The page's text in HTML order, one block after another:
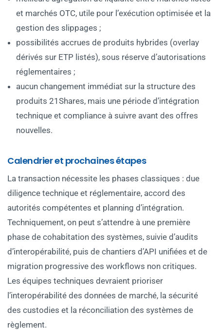
et marchés OTC, utile pour l’exécution optimisée et la
gestion des slippages ;
possibilités accrues de produits hybrides (overlay
dérivés sur ETP listés), sous réserve d’autorisations
réglementaires ;
aucun changement immédiat sur la structure des
produits 21Shares, mais une période d’intégration
technique et compliance à suivre avant des offres
nouvelles.
Calendrier et prochaines étapes
La transaction nécessite les phases classiques : due
diligence technique et réglementaire, accord des
autorités compétentes et planning d’intégration.
Techniquement, on peut s’attendre à une première
phase de cohabitation des systèmes, suivie d’audits
d’interopérabilité, puis de chantiers d’API unifiées et de
migration progressive des workflows non critiques.
Les équipes techniques devraient prioriser
l’interopérabilité des données de marché, la sécurité
des custodies et la réconciliation des systèmes de
règlement.